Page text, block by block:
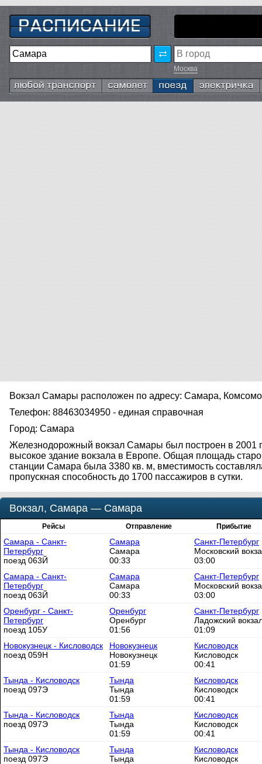
Москва
Любой транспорт Самолёт Поезд Электричка
Вокзал Самары расположен по адресу: Самара,
Телефон: 88463034950 - единая справочная
Город: Самара
Железнодорожный вокзал Самары был построен в 2001
высокое здание вокзала в Европе. Общая площадь
станции Самара была 3380 кв. м, вместимость
пропускная способность до 1700 пассажиров в сутки.
Вокзал, Самара — Самара
Рейсы Отправление Прибытие
Самара - Санкт-
Петербург
поезд 063Й
Самара
Самара
00:33
Санкт-Петербург
Московский
03:00
Самара - Санкт-
Петербург
поезд 063Й
Самара
Самара
00:33
Санкт-Петербург
Московский
03:00
Оренбург - Санкт-
Петербург
поезд 105У
Оренбург
Оренбург
01:56
Санкт-Петербург
Ладожский
01:09
Новокузнецк - Кисловодск
поезд 059Н
Новокузнецк
Новокузнецк
01:59
Кисловодск
Кисловодск
00:41
Тында - Кисловодск
поезд 097Э
Тында
Тында
01:59
Кисловодск
Кисловодск
00:41
Тында - Кисловодск
поезд 097Э
Тында
Тында
01:59
Кисловодск
Кисловодск
00:41
Тында - Кисловодск
поезд 097Э
Тында
Тында
Кисловодск
Кисловодск